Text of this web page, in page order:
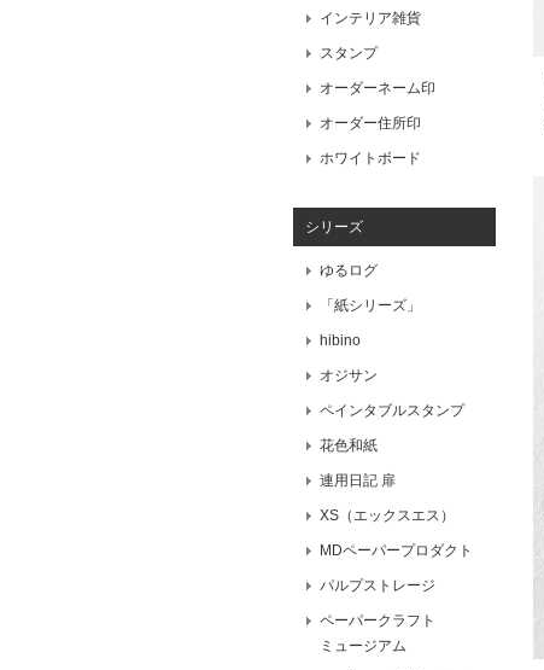
インテリア雑貨
スタンプ
オーダーネーム印
オーダー住所印
ホワイトボード
シリーズ
ゆるログ
「紙シリーズ」
hibino
オジサン
ペインタブルスタンプ
花色和紙
連用日記 扉
XS（エックスエス）
MDペーパープロダクト
パルプストレージ
ペーパークラフト
ミュージアム